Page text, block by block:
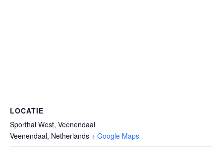
LOCATIE
Sporthal West, Veenendaal
Veenendaal, Netherlands + Google Maps